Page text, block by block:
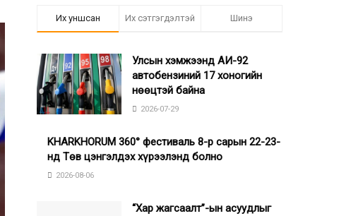
Их уншсан Их сэтгэгдэлтэй Шинэ
Улсын хэмжээнд АИ-92
автобензиний 17 хоногийн
нөөцтэй байна
2026-07-29
KHARKHORUM 360° фестиваль 8-р сарын 22-23-
нд Төв цэнгэлдэх хүрээлэнд болно
2026-08-06
“Хар жагсаалт”-ын асуудлыг